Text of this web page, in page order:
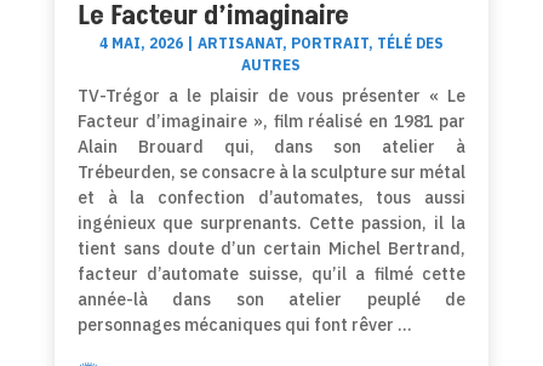
Le Facteur d’imaginaire
4 MAI, 2026| ARTISANAT, PORTRAIT, TÉLÉ DES
AUTRES
TV-Trégor a le plaisir de vous présenter « Le
Facteur d’imaginaire », film réalisé en 1981 par
Alain Brouard qui, dans son atelier à
Trébeurden, se consacre à la sculpture sur métal
et à la confection d’automates, tous aussi
ingénieux que surprenants. Cette passion, il la
tient sans doute d’un certain Michel Bertrand,
facteur d’automate suisse, qu’il a filmé cette
année-là dans son atelier peuplé de
personnages mécaniques qui font rêver …